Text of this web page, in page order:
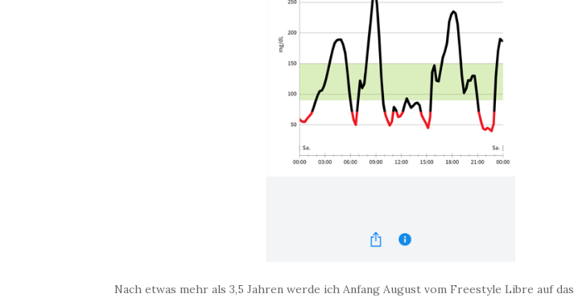
Nach etwas mehr als 3,5 Jahren werde ich Anfang August vom Freestyle Libre auf das